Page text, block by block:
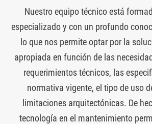
Nuestro equipo técnico está
especializado y con un profundo
lo que nos permite optar por la
apropiada en función de las
requerimientos técnicos, las
normativa vigente, el tipo de uso
limitaciones arquitectónicas. De
tecnología en el mantenimiento